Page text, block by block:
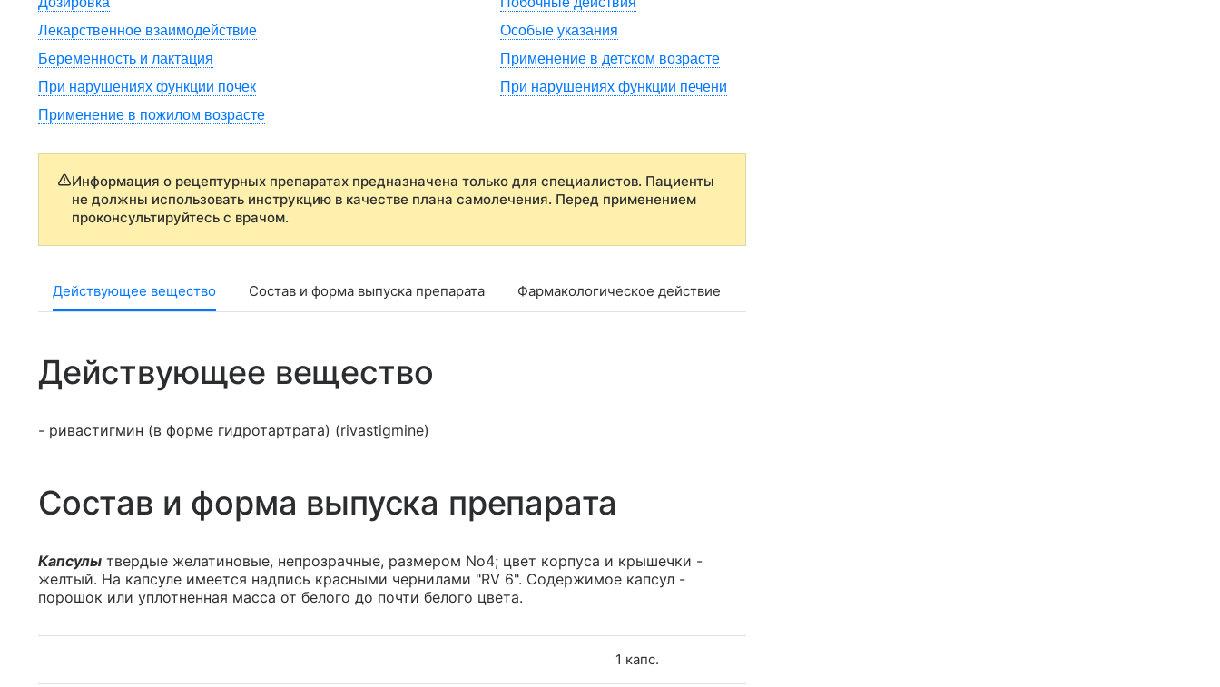
Лекарственное взаимодействие
Особые указания
Беременность и лактация
Применение в детском возрасте
При нарушениях функции почек
При нарушениях функции печени
Применение в пожилом возрасте
Информация о рецептурных препаратах предназначена только для специалистов. Пациенты
не должны использовать инструкцию в качестве плана самолечения. Перед применением
проконсультируйтесь с врачом.
Действующее вещество Состав и форма выпуска препарата Фармакологическое действие
Действующее вещество
- ривастигмин (в форме гидротартрата) (rivastigmine)
Состав и форма выпуска препарата
Капсулы твердые желатиновые, непрозрачные, размером No4; цвет корпуса и крышечки -
желтый. На капсуле имеется надпись красными чернилами "RV 6". Содержимое капсул -
порошок или уплотненная масса от белого до почти белого цвета.
1 капс.